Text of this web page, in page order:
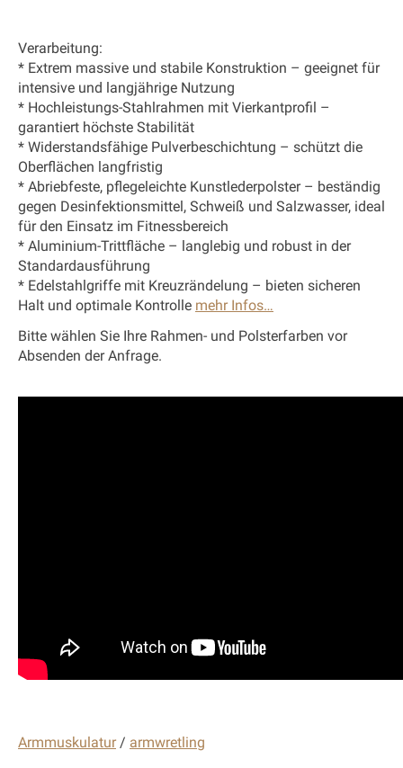
Verarbeitung:
* Extrem massive und stabile Konstruktion – geeignet für
intensive und langjährige Nutzung
* Hochleistungs-Stahlrahmen mit Vierkantprofil –
garantiert höchste Stabilität
* Widerstandsfähige Pulverbeschichtung – schützt die
Oberflächen langfristig
* Abriebfeste, pflegeleichte Kunstlederpolster – beständig
gegen Desinfektionsmittel, Schweiß und Salzwasser, ideal
für den Einsatz im Fitnessbereich
* Aluminium-Trittfläche – langlebig und robust in der
Standardausführung
* Edelstahlgriffe mit Kreuzrändelung – bieten sicheren
Halt und optimale Kontrolle mehr Infos…
Bitte wählen Sie Ihre Rahmen- und Polsterfarben vor
Absenden der Anfrage.
Armmuskulatur/ armwretling